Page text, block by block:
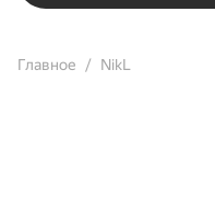
Главное NikL